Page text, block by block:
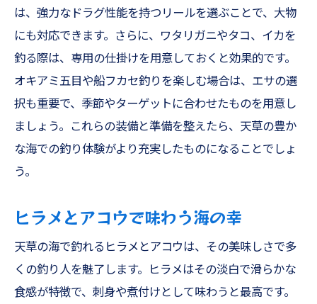
は、強力なドラグ性能を持つリールを選ぶことで、大物
にも対応できます。さらに、ワタリガニやタコ、イカを
釣る際は、専用の仕掛けを用意しておくと効果的です。
オキアミ五目や船フカセ釣りを楽しむ場合は、エサの選
択も重要で、季節やターゲットに合わせたものを用意し
ましょう。これらの装備と準備を整えたら、天草の豊か
な海での釣り体験がより充実したものになることでしょ
う。
ヒラメとアコウで味わう海の幸
天草の海で釣れるヒラメとアコウは、その美味しさで多
くの釣り人を魅了します。ヒラメはその淡白で滑らかな
食感が特徴で、刺身や煮付けとして味わうと最高です。